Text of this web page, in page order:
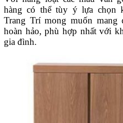
hàng có thể tùy ý lựa chọn
Trang Trí mong muốn mang
hoàn hảo, phù hợp nhất với
gia đình.